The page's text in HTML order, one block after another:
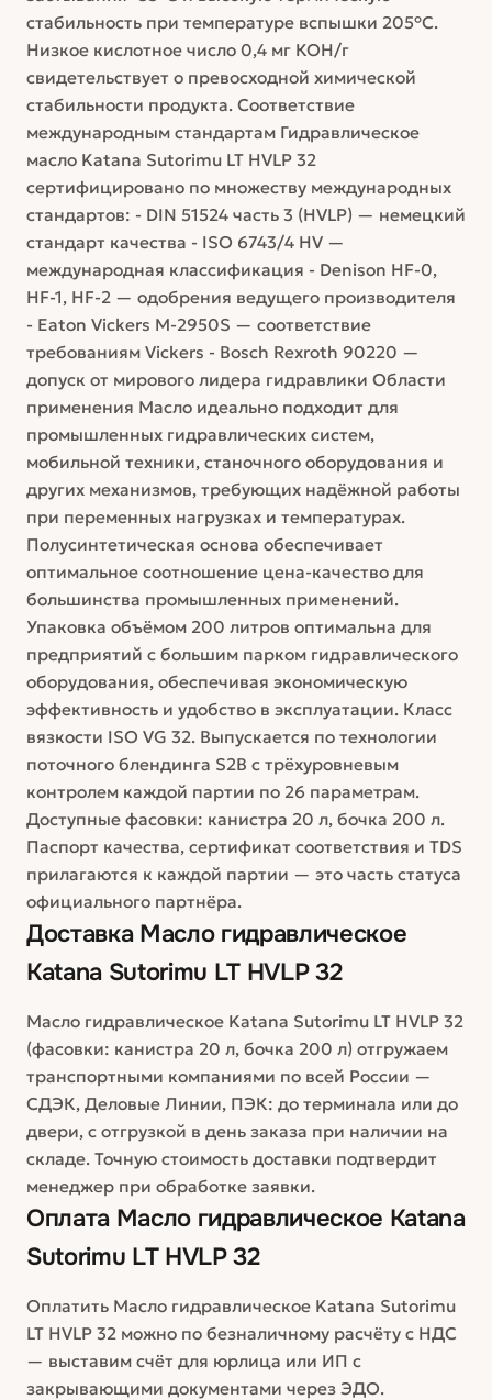
стабильность при температуре вспышки 205°С.
Низкое кислотное число 0,4 мг КОН/г
свидетельствует о превосходной химической
стабильности продукта. Соответствие
международным стандартам Гидравлическое
масло Katana Sutorimu LT HVLP 32
сертифицировано по множеству международных
стандартов: - DIN 51524 часть 3 (HVLP) — немецкий
стандарт качества - ISO 6743/4 HV —
международная классификация - Denison HF-0,
HF-1, HF-2 — одобрения ведущего производителя
- Eaton Vickers M-2950S — соответствие
требованиям Vickers - Bosch Rexroth 90220 —
допуск от мирового лидера гидравлики Области
применения Масло идеально подходит для
промышленных гидравлических систем,
мобильной техники, станочного оборудования и
других механизмов, требующих надёжной работы
при переменных нагрузках и температурах.
Полусинтетическая основа обеспечивает
оптимальное соотношение цена-качество для
большинства промышленных применений.
Упаковка объёмом 200 литров оптимальна для
предприятий с большим парком гидравлического
оборудования, обеспечивая экономическую
эффективность и удобство в эксплуатации. Класс
вязкости ISO VG 32. Выпускается по технологии
поточного блендинга S2B с трёхуровневым
контролем каждой партии по 26 параметрам.
Доступные фасовки: канистра 20 л, бочка 200 л.
Паспорт качества, сертификат соответствия и TDS
прилагаются к каждой партии — это часть статуса
официального партнёра.
Доставка Масло гидравлическое
Katana Sutorimu LT HVLP 32
Масло гидравлическое Katana Sutorimu LT HVLP 32
(фасовки: канистра 20 л, бочка 200 л) отгружаем
транспортными компаниями по всей России —
СДЭК, Деловые Линии, ПЭК: до терминала или до
двери, с отгрузкой в день заказа при наличии на
складе. Точную стоимость доставки подтвердит
менеджер при обработке заявки.
Оплата Масло гидравлическое Katana
Sutorimu LT HVLP 32
Оплатить Масло гидравлическое Katana Sutorimu
LT HVLP 32 можно по безналичному расчёту с НДС
— выставим счёт для юрлица или ИП с
закрывающими документами через ЭДО.